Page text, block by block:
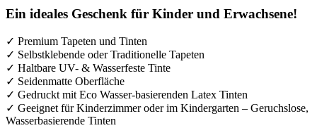
Ein ideales Geschenk für Kinder und Erwachsene!
✓ Premium Tapeten und Tinten
✓ Selbstklebende oder Traditionelle Tapeten
✓ Haltbare UV- & Wasserfeste Tinte
✓ Seidenmatte Oberfläche
✓ Gedruckt mit Eco Wasser-basierenden Latex Tinten
✓ Geeignet für Kinderzimmer oder im Kindergarten – Geruchslose,
Wasserbasierende Tinten